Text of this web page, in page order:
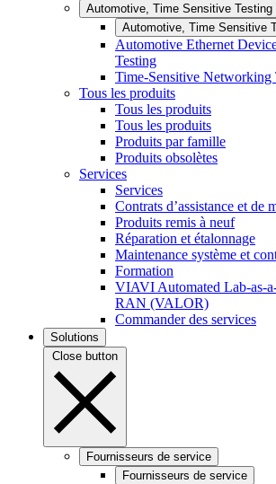
Automotive, Time Sensitive Testing
Automotive, Time Sensitive
Automotive Ethernet
Testing
Time-Sensitive Networking
Tous les produits
Tous les produits
Tous les produits
Produits par famille
Produits obsolètes
Services
Services
Contrats d’assistance et de
Produits remis à neuf
Réparation et étalonnage
Maintenance système et
Formation
VIAVI Automated Lab-as-
RAN (VALOR)
Commander des services
Solutions
Close button
Fournisseurs de service
Fournisseurs de service